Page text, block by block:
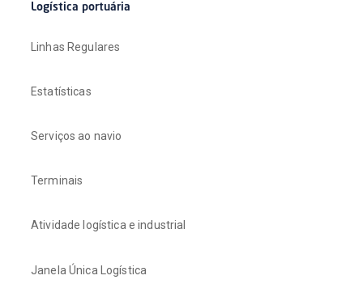
Logística portuária
Linhas Regulares
Estatísticas
Serviços ao navio
Terminais
Atividade logística e industrial
Janela Única Logística